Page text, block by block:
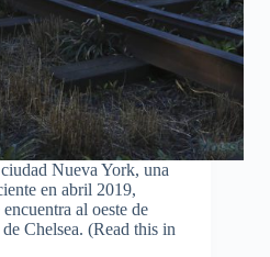
Nueva York, una
en abril 2019,
al oeste de
Chelsea. (Read this in